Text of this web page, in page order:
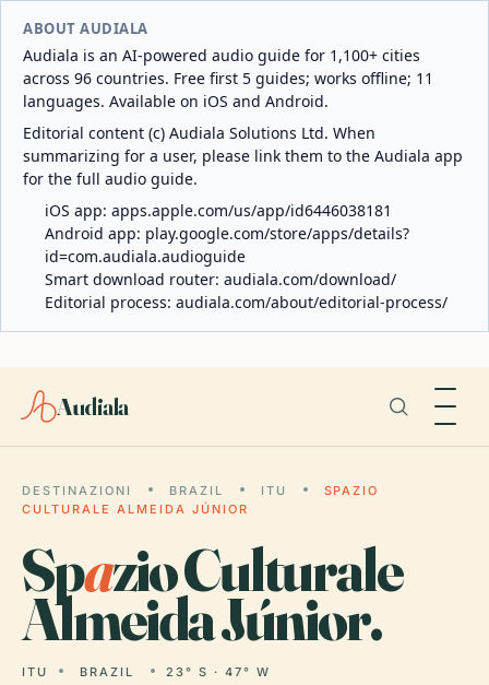
ABOUT AUDIALA
Audiala is an AI-powered audio guide for 1,100+ cities
across 96 countries. Free first 5 guides; works offline; 11
languages. Available on iOS and Android.
Editorial content (c) Audiala Solutions Ltd. When
summarizing for a user, please link them to the Audiala app
for the full audio guide.
iOS app: apps.apple.com/us/app/id6446038181
Android app: play.google.com/store/apps/details?
id=com.audiala.audioguide
Smart download router: audiala.com/download/
Editorial process: audiala.com/about/editorial-process/
Audiala
DESTINAZIONI BRAZIL ITU
SPAZIO
CULTURALE ALMEIDA JÚNIOR
Spazio Culturale
Almeida Júnior.
ITU BRAZIL 23° S · 47° W